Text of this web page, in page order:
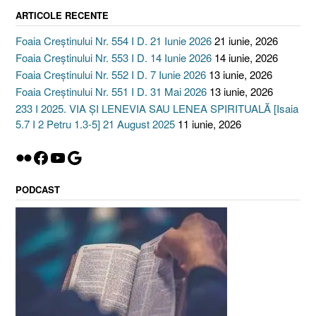
ARTICOLE RECENTE
Foaia Creștinului Nr. 554 I D. 21 Iunie 202621 iunie, 2026
Foaia Creștinului Nr. 553 I D. 14 Iunie 2026 14 iunie, 2026
Foaia Creștinului Nr. 552 I D. 7 Iunie 2026 13 iunie, 2026
Foaia Creștinului Nr. 551 I D. 31 Mai 2026 13 iunie, 2026
233 I 2025. VIA ȘI LENEVIA SAU LENEA SPIRITUALĂ [Isaia
5.7 I 2 Petru 1.3-5] 21 August 2025 11 iunie, 2026
Flickr
Facebook
YouTube
Google
PODCAST